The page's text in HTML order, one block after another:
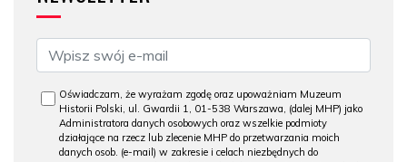
Oświadczam, że wyrażam zgodę oraz upoważniam Muzeum
Historii Polski, ul. Gwardii 1, 01-538 Warszawa, (dalej MHP) jako
Administratora danych osobowych oraz wszelkie podmioty
działające na rzecz lub zlecenie MHP do przetwarzania moich
danych osob. (e-mail) w zakresie i celach niezbędnych do